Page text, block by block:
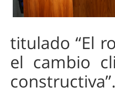
titulado “El
el cambio